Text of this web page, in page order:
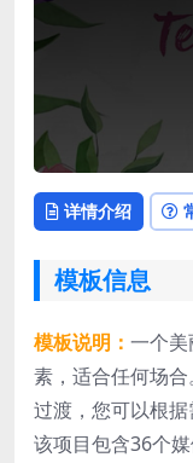
详情介绍
模板信息
模板说明： 一个
素，适合任何场
过渡，您可以根据
该项目包含36个